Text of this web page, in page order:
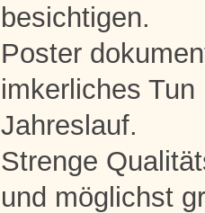
besichtigen.
Poster
imkerliches Tun
Jahreslauf.
Strenge
und möglichst